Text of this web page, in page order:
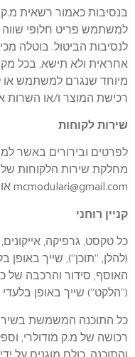
בנסיבות כאמור רשאית
למשתמש פריט חלופי
לנסיבות הביטול. בוטלה
אחראית ולא תישא, בכל
מיוחד שנגרם למשתמש או
רכישת המוצר ו/או השרות
שירות לקוחות
לפרטים ובירורים באשר
מחלקת שירות הלקוחות של
mcmodulari@gmail.com או בטלפון 08-6444270.
קניין רוחני
כל טקסט, גרפיקה,
(להלן, “תוכן”), שייך באופן
האוסף, סידור והרכבה של
(“הלקט”) שייך באופן
כל התוכנה המשמשת
רכושה של מ.ק מודולרי,